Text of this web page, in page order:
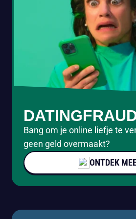
Bang om je online liefje te
geen geld overmaakt?
ONTDEK